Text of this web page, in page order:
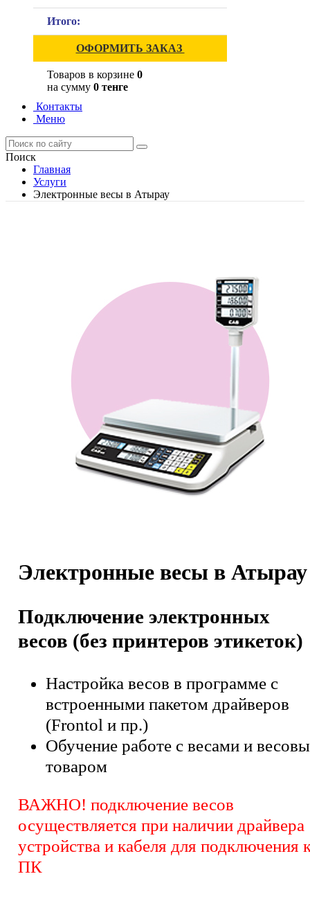
Итого:
ОФОРМИТЬ ЗАКАЗ
Товаров в корзине 0
на сумму 0 тенге
Контакты
Меню
Поиск
Главная
Услуги
Электронные весы в Атырау
Электронные весы в Атырау
Подключение электронных
весов (без принтеров этикеток)
Настройка весов в программе с
встроенными пакетом драйверов
(Frontol и пр.)
Обучение работе с весами и
товаром
ВАЖНО! подключение весов
осуществляется при наличии драйвера
устройства и кабеля для подключения
ПК